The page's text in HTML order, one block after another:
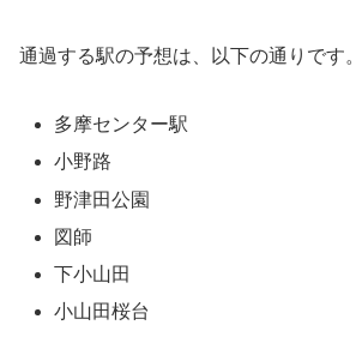
通過する駅の予想は、以下の通りです。
多摩センター駅
小野路
野津田公園
図師
下小山田
小山田桜台